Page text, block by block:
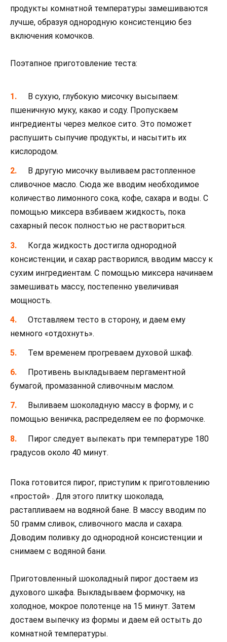
продукты комнатной температуры замешиваются
лучше, образуя однородную консистенцию без
включения комочков.
Поэтапное приготовление теста:
В сухую, глубокую мисочку высыпаем:
пшеничную муку, какао и соду. Пропускаем
ингредиенты через мелкое сито. Это поможет
распушить сыпучие продукты, и насытить их
кислородом.
В другую мисочку выливаем растопленное
сливочное масло. Сюда же вводим необходимое
количество лимонного сока, кофе, сахара и воды. С
помощью миксера взбиваем жидкость, пока
сахарный песок полностью не раствориться.
Когда жидкость достигла однородной
консистенции, и сахар растворился, вводим массу к
сухим ингредиентам. С помощью миксера начинаем
замешивать массу, постепенно увеличивая
мощность.
Отставляем тесто в сторону, и даем ему
немного «отдохнуть».
Тем временем прогреваем духовой шкаф.
Противень выкладываем пергаментной
бумагой, промазанной сливочным маслом.
Выливаем шоколадную массу в форму, и с
помощью веничка, распределяем ее по формочке.
Пирог следует выпекать при температуре 180
градусов около 40 минут.
Пока готовится пирог, приступим к приготовлению
«простой» . Для этого плитку шоколада,
растапливаем на водяной бане. В массу вводим по
50 грамм сливок, сливочного масла и сахара.
Доводим поливку до однородной консистенции и
снимаем с водяной бани.
Приготовленный шоколадный пирог достаем из
духового шкафа. Выкладываем формочку, на
холодное, мокрое полотенце на 15 минут. Затем
достаем выпечку из формы и даем ей остыть до
комнатной температуры.